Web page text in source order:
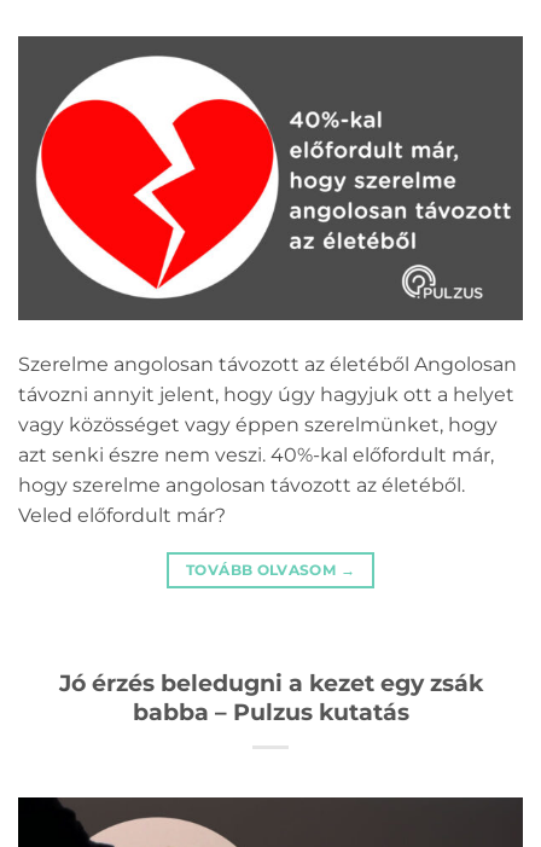
Szerelme angolosan távozott az életéből Angolosan
távozni annyit jelent, hogy úgy hagyjuk ott a helyet
vagy közösséget vagy éppen szerelmünket, hogy
azt senki észre nem veszi. 40%-kal előfordult már,
hogy szerelme angolosan távozott az életéből.
Veled előfordult már?
TOVÁBB OLVASOM →
Jó érzés beledugni a kezet egy zsák
babba – Pulzus kutatás